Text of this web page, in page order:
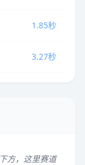
1.85秒
3.27秒
方，这里赛道